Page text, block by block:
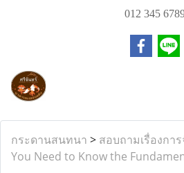
012 345
กระดานสนทนา > สอบถามเรื่องกา
You Need to Know the